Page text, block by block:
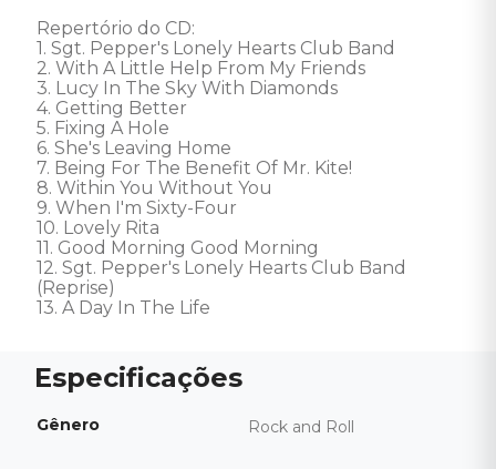
Repertório do CD:
1. Sgt. Pepper's Lonely Hearts Club Band
2. With A Little Help From My Friends
3. Lucy In The Sky With Diamonds
4. Getting Better
5. Fixing A Hole
6. She's Leaving Home
7. Being For The Benefit Of Mr. Kite!
8. Within You Without You
9. When I'm Sixty-Four
10. Lovely Rita
11. Good Morning Good Morning
12. Sgt. Pepper's Lonely Hearts Club Band
(Reprise)
13. A Day In The Life
Gênero Rock and Roll